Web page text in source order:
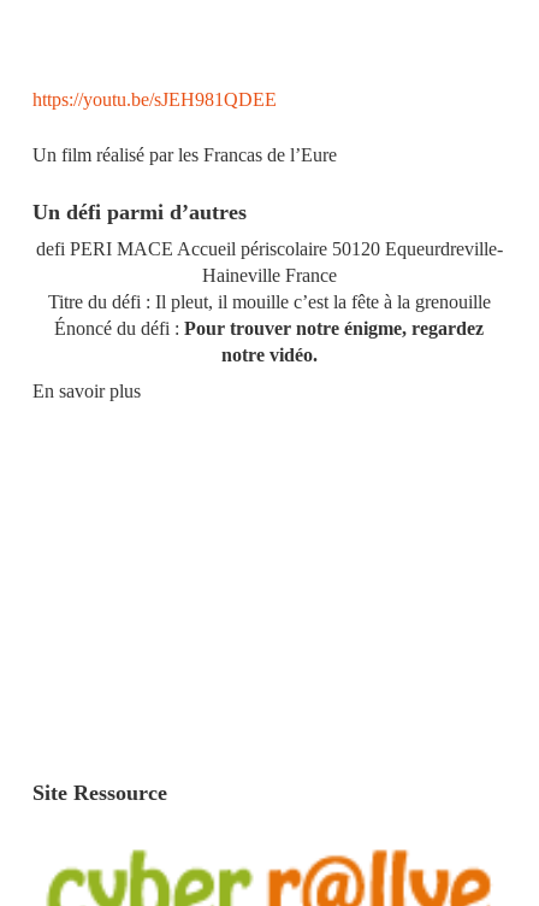
https://youtu.be/sJEH981QDEE
Un film réalisé par les Francas de l’Eure
Un défi parmi d’autres
defi PERI MACE Accueil périscolaire 50120 Equeurdreville-
Haineville France
Titre du défi : Il pleut, il mouille c’est la fête à la grenouille
Énoncé du défi :Pour trouver notre énigme, regardez
notre vidéo.
En savoir plus
Site Ressource